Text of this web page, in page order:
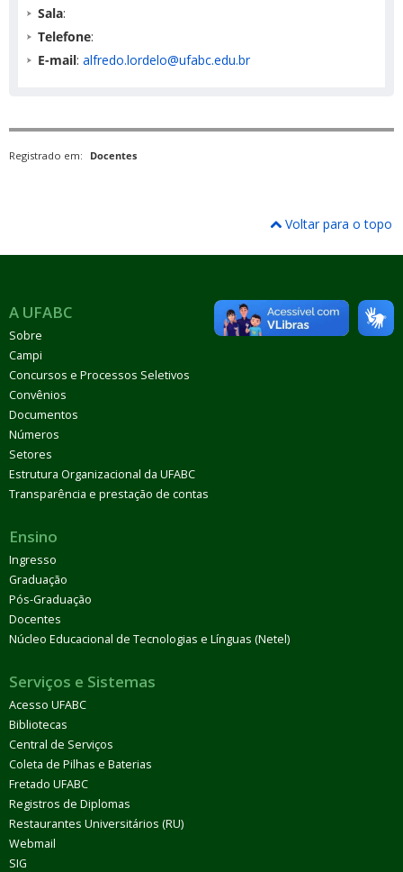
Sala:
Telefone:
E-mail: alfredo.lordelo@ufabc.edu.br
Registrado em: Docentes
Voltar para o topo
A UFABC
Sobre
Campi
Concursos e Processos Seletivos
Convênios
Documentos
Números
Setores
Estrutura Organizacional da UFABC
Transparência e prestação de contas
Ensino
Ingresso
Graduação
Pós-Graduação
Docentes
Núcleo Educacional de Tecnologias e Línguas (Netel)
Serviços e Sistemas
Acesso UFABC
Bibliotecas
Central de Serviços
Coleta de Pilhas e Baterias
Fretado UFABC
Registros de Diplomas
Restaurantes Universitários (RU)
Webmail
SIG